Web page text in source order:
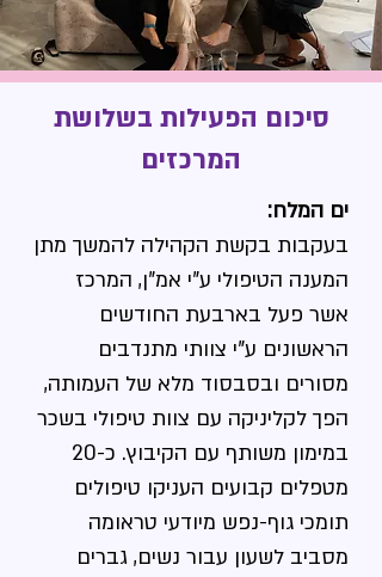
סיכום הפעילות בשלושת
המרכזים
ים המלח:
בעקבות בקשת הקהילה להמשך מתן
המענה הטיפולי ע"י אמ"ן, המרכז
אשר פעל בארבעת החודשים
הראשונים ע"י צוותי מתנדבים
מסורים ובסבסוד מלא של העמותה,
הפך לקליניקה עם צוות טיפולי בשכר
במימון משותף עם הקיבוץ. כ-20
מטפלים קבועים העניקו טיפולים
תומכי גוף-נפש מיודעי טראומה
מסביב לשעון עבור נשים, גברים